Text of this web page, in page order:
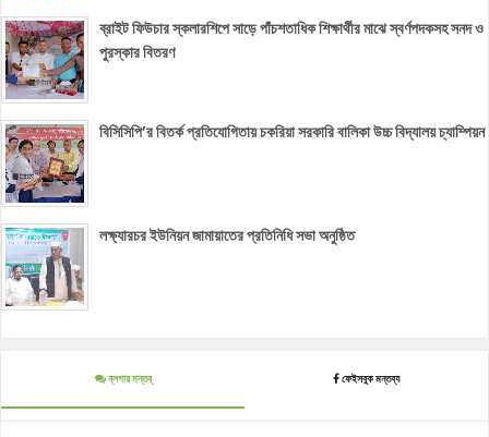
ব্রাইট ফিউচার স্কলারশিপে সাড়ে পাঁচশতাধিক শিক্ষার্থীর মাঝে স্বর্ণপদকসহ সনদ ও
পুরস্কার বিতরণ
বিসিসিপি’র বিতর্ক প্রতিযোগিতায় চকরিয়া সরকারি বালিকা উচ্চ বিদ্যালয় চ্যাম্পিয়ন
লক্ষ্যারচর ইউনিয়ন জামায়াতের প্রতিনিধি সভা অনুষ্ঠিত
ব্লগার মন্তব্ ফেইসবুক মন্তব্য